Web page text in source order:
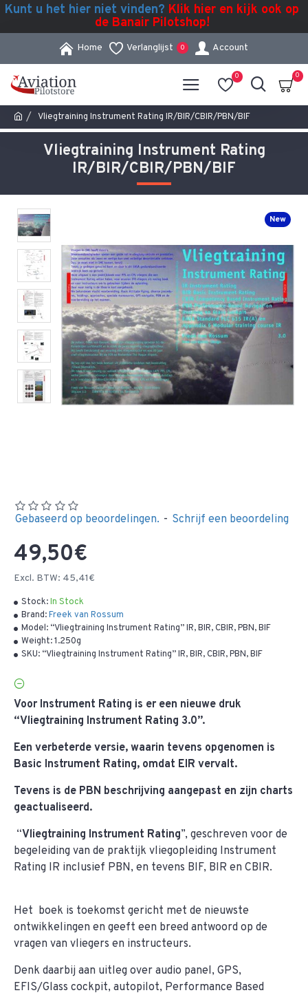
Kunt u het hier niet vinden? Klik hier en kijk ook op
de Banair Pilotshop!
Home Verlanglijst 0 Account
0 0
Vliegtraining Instrument Rating IR/BIR/CBIR/PBN/BIF
Vliegtraining Instrument Rating
IR/BIR/CBIR/PBN/BIF
New
Stock:In Stock
Brand:Freek van Rossum
Model: “Vliegtraining Instrument Rating” IR, BIR, CBIR, PBN, BIF
Weight:1.250g
SKU: “Vliegtraining Instrument Rating” IR, BIR, CBIR, PBN, BIF
Gebaseerd op beoordelingen. - Schrijf een beoordeling
49,50€
Excl. BTW: 45,41€
Voor Instrument Rating is er een nieuwe druk
“Vliegtraining Instrument Rating 3.0”.
Een verbeterde versie, waarin tevens opgenomen is
Basic Instrument Rating, omdat EIR vervalt.
Tevens is de PBN beschrijving aangepast en zijn charts
geactualiseerd.
“Vliegtraining Instrument Rating”, geschreven voor de
begeleiding van de praktijk vliegopleiding Instrument
Rating IR inclusief PBN, en tevens BIF, BIR en CBIR.
Het boek is toekomst gericht met de nieuwste
ontwikkelingen en geeft een breed antwoord op de
vragen van vliegers en instructeurs.
Denk daarbij aan uitleg over audio panel, GPS,
EFIS/Glass cockpit, autopilot, Performance Based